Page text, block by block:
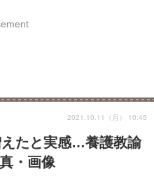
会・相談会
たと実感…養護教諭
・画像
2021.10.11（月） 10:45